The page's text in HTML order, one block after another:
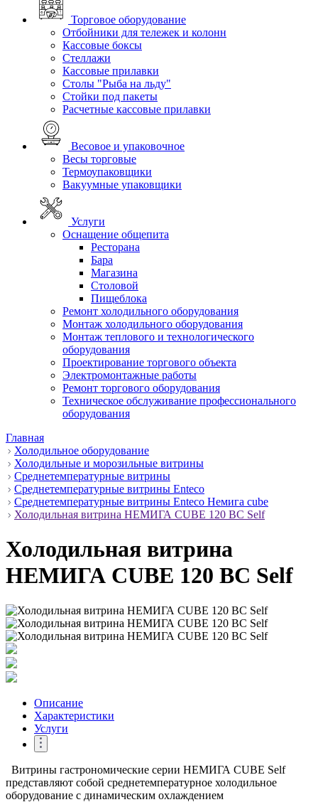
Торговое оборудование
Отбойники для тележек и колонн
Кассовые боксы
Стеллажи
Кассовые прилавки
Столы "Рыба на льду"
Стойки под пакеты
Расчетные кассовые прилавки
Весовое и упаковочное
Весы торговые
Термоупаковщики
Вакуумные упаковщики
Услуги
Оснащение общепита
Ресторана
Бара
Магазина
Столовой
Пищеблока
Ремонт холодильного оборудования
Монтаж холодильного оборудования
Монтаж теплового и технологического
оборудования
Проектирование торгового объекта
Электромонтажные работы
Ремонт торгового оборудования
Техническое обслуживание профессионального
оборудования
Главная
Холодильное оборудование
Холодильные и морозильные витрины
Среднетемпературные витрины
Среднетемпературные витрины Enteco
Среднетемпературные витрины Enteco Немига cube
Холодильная витрина НЕМИГА CUBE 120 ВС Self
Холодильная витрина
НЕМИГА CUBE 120 ВС Self
Описание
Характеристики
Услуги
Витрины гастрономические серии НЕМИГА CUBE Self
представляют собой среднетемпературное холодильное
оборудование с динамическим охлаждением